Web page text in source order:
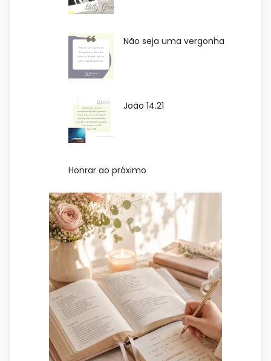
Não seja uma vergonha
João 14.21
Honrar ao próximo